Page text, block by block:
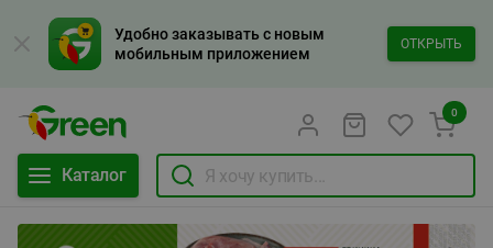
Удобно заказывать с новым
мобильным приложением
ОТКРЫТЬ
Каталог
0